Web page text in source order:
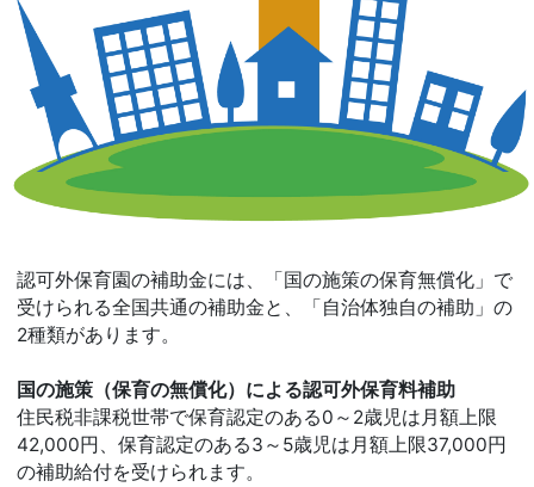
認可外保育園の補助金には、「国の施策の保育無償化」で
受けられる全国共通の補助金と、「自治体独自の補助」の
2種類があります。
国の施策（保育の無償化）による認可外保育料補助
住民税非課税世帯で保育認定のある0～2歳児は月額上限
42,000円、保育認定のある3～5歳児は月額上限37,000円
の補助給付を受けられます。